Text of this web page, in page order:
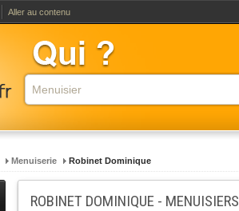
Aller au contenu
Menuiserie Robinet Dominique
ROBINET DOMINIQUE - MENUISIERS